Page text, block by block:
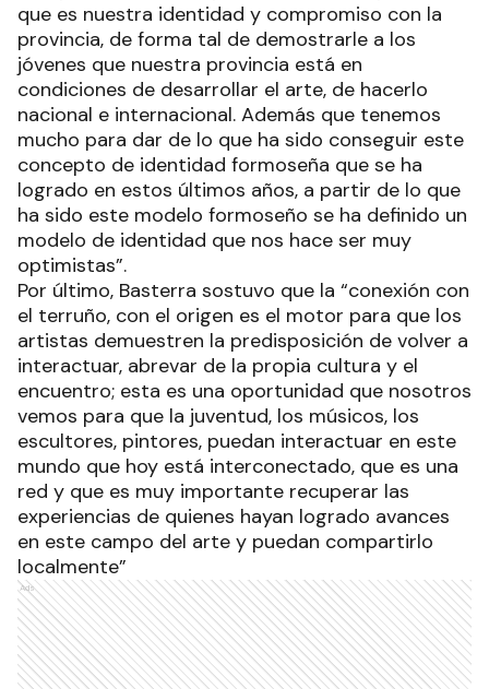
que es nuestra identidad y compromiso con la
provincia, de forma tal de demostrarle a los
jóvenes que nuestra provincia está en
condiciones de desarrollar el arte, de hacerlo
nacional e internacional. Además que tenemos
mucho para dar de lo que ha sido conseguir este
concepto de identidad formoseña que se ha
logrado en estos últimos años, a partir de lo que
ha sido este modelo formoseño se ha definido un
modelo de identidad que nos hace ser muy
optimistas”.
Por último, Basterra sostuvo que la “conexión con
el terruño, con el origen es el motor para que los
artistas demuestren la predisposición de volver a
interactuar, abrevar de la propia cultura y el
encuentro; esta es una oportunidad que nosotros
vemos para que la juventud, los músicos, los
escultores, pintores, puedan interactuar en este
mundo que hoy está interconectado, que es una
red y que es muy importante recuperar las
experiencias de quienes hayan logrado avances
en este campo del arte y puedan compartirlo
localmente”
Ads